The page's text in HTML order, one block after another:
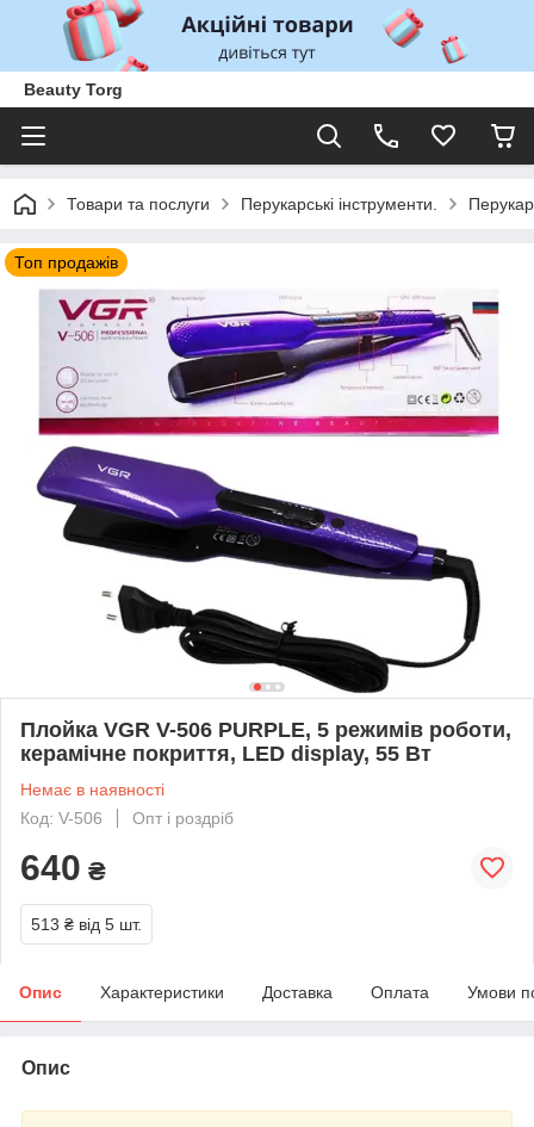
Beauty Torg
Товари та послуги Перукарські інструменти.
Топ продажів
Плойка VGR V-506 PURPLE, 5 режимів роботи,
керамічне покриття, LED display, 55 Вт
Немає в наявності
Код: V-506
Опт і роздріб
640 ₴
513 ₴ від 5 шт.
Опис Характеристики Доставка Оплата Умови
Опис